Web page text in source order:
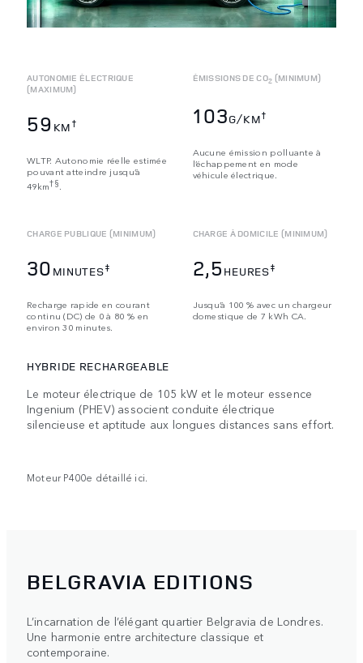
AUTONOMIE ÉLECTRIQUE
(MAXIMUM)
59 KM †
WLTP. Autonomie réelle estimée
pouvant atteindre jusqu’à
49km†§
ÉMISSIONS DE CO2 (MINIMUM)
103G/KM†
Aucune émission polluante à
l’échappement en mode
véhicule électrique.
CHARGE PUBLIQUE (MINIMUM)
30 MINUTES‡
Recharge rapide en courant
continu (DC) de 0 à 80 % en
environ 30 minutes.
CHARGE À DOMICILE (MINIMUM)
2,5 HEURES‡
Jusqu’à 100 % avec un chargeur
domestique de 7 kWh CA.
HYBRIDE RECHARGEABLE
Le moteur électrique de 105 kW et le moteur essence
Ingenium (PHEV) associent conduite électrique
silencieuse et aptitude aux longues distances sans effort.
Moteur P400e détaillé ici.
BELGRAVIA EDITIONS
L’incarnation de l’élégant quartier Belgravia de Londres.
Une harmonie entre architecture classique et
contemporaine.